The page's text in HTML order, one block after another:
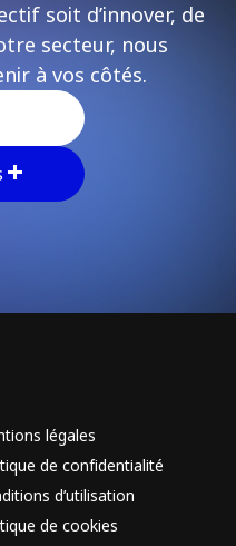
soit d’innover, de
secteur, nous
à vos côtés.
légales
de confidentialité
d’utilisation
de cookies